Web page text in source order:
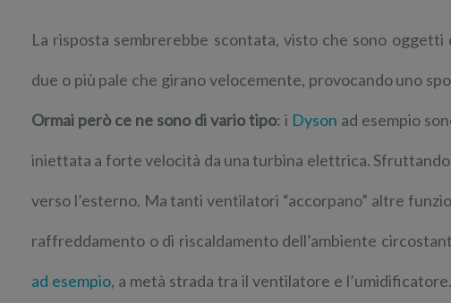
La risposta sembrerebbe scontata, visto che sono
due o più pale che girano velocemente, provocando uno
Ormai però ce ne sono di vario tipo: i Dyson ad esempio
iniettata a forte velocità da una turbina elettrica. Sfruttando
verso l’esterno. Ma tanti ventilatori “accorpano” altre
raffreddamento o di riscaldamento dell’ambiente
ad esempio, a metà strada tra il ventilatore e